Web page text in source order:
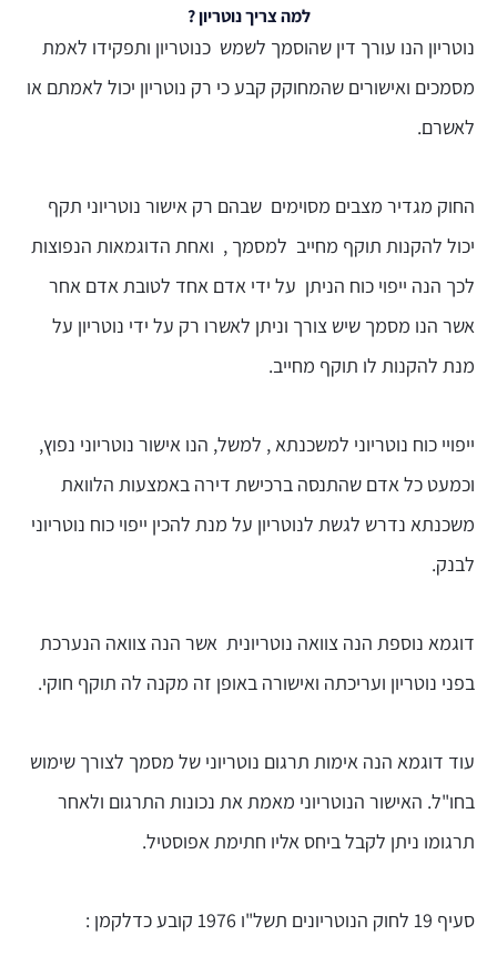
למה צריך נוטריון ?
נוטריון הנו עורך דין שהוסמך לשמש כנוטריון ותפקידו לאמת
מסמכים ואישורים שהמחוקק קבע כי רק נוטריון יכול לאמתם או
לאשרם.
החוק מגדיר מצבים מסוימים שבהם רק אישור נוטריוני תקף
יכול להקנות תוקף מחייב למסמך , ואחת הדוגמאות הנפוצות
לכך הנה ייפוי כוח הניתן על ידי אדם אחד לטובת אדם אחר
אשר הנו מסמך שיש צורך וניתן לאשרו רק על ידי נוטריון על
מנת להקנות לו תוקף מחייב.
ייפויי כוח נוטריוני למשכנתא , למשל, הנו אישור נוטריוני נפוץ,
וכמעט כל אדם שהתנסה ברכישת דירה באמצעות הלוואת
משכנתא נדרש לגשת לנוטריון על מנת להכין ייפוי כוח נוטריוני
לבנק.
דוגמא נוספת הנה צוואה נוטריונית אשר הנה צוואה הנערכת
בפני נוטריון ועריכתה ואישורה באופן זה מקנה לה תוקף חוקי.
עוד דוגמא הנה אימות תרגום נוטריוני של מסמך לצורך שימוש
בחו"ל. האישור הנוטריוני מאמת את נכונות התרגום ולאחר
תרגומו ניתן לקבל ביחס אליו חתימת אפוסטיל.
סעיף 19 לחוק הנוטריונים תשל"ו 1976 קובע כדלקמן :